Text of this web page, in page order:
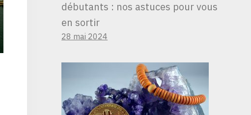
débutants : nos astuces pour vous
en sortir
28 mai 2024